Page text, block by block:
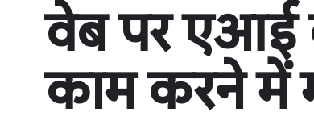
वेब पर एआई
काम करने में